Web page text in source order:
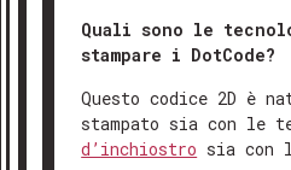
Quali sono le
stampare i DotCode?
Questo codice 2D è
stampato sia con le
d’inchiostro sia con